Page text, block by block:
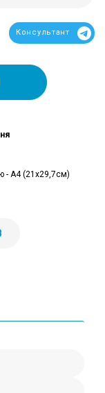
Консультант
- А4 (21x29,7см)